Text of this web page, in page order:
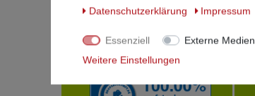
Daten­schutz­erklärung
Impressum
Essenziell Externe Medien
Weitere Einstellungen